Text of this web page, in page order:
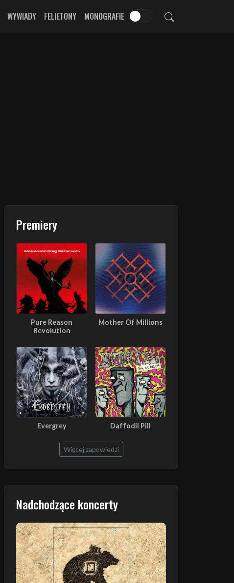
WYWIADY FELIETONY MONOGRAFIE
Premiery
Pure Reason
Revolution
Mother Of Millions
Evergrey Daffodil Pill
Więcej zapowiedzi
Nadchodzące koncerty